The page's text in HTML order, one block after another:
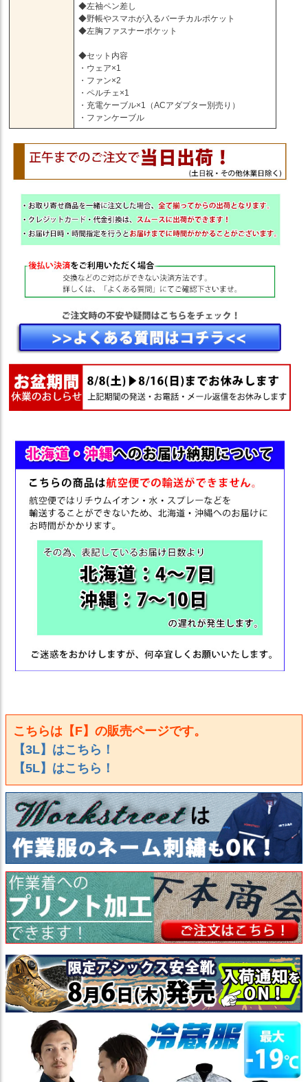
◆左袖ペン差し
◆野帳やスマホが入るバーチカルポケット
◆左胸ファスナーポケット
◆セット内容
・ウェア×1
・ファン×2
・ペルチェ×1
・充電ケーブル×1（ACアダプター別売り）
・ファンケーブル
こちらは【F】の販売ページです。
【3L】はこちら！
【5L】はこちら！